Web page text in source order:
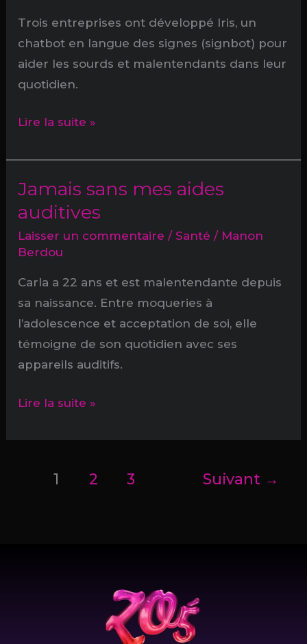
Trois entreprises ont développé Iris, un
chatbot en langue des signes (signbot) pour
aider les sourds et malentendants dans leur
quotidien.
Iris,
chatbot
qui
langue
signes
Lire la suite »
Jamais sans mes aides
auditives
Laisser un commentaire / Santé / Manon
Berdou
Carla a 22 ans et est malentendante depuis
sa naissance. Entre moqueries à
l’adolescence et acceptation de soi, elle
témoigne de son quotidien avec ses
appareils auditifs.
Jamais
auditives
Lire la suite »
1 2 3 Suivant →